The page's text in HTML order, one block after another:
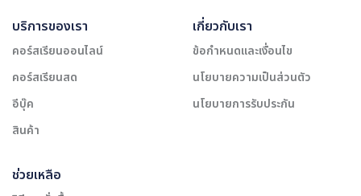
บริการของเรา
คอร์สเรียนออนไลน์
คอร์สเรียนสด
อีบุ๊ค
สินค้า
เกี่ยวกับเรา
ข้อกำหนดและเงื่อนไข
นโยบายความเป็นส่วนตัว
นโยบายการรับประกัน
ช่วยเหลือ